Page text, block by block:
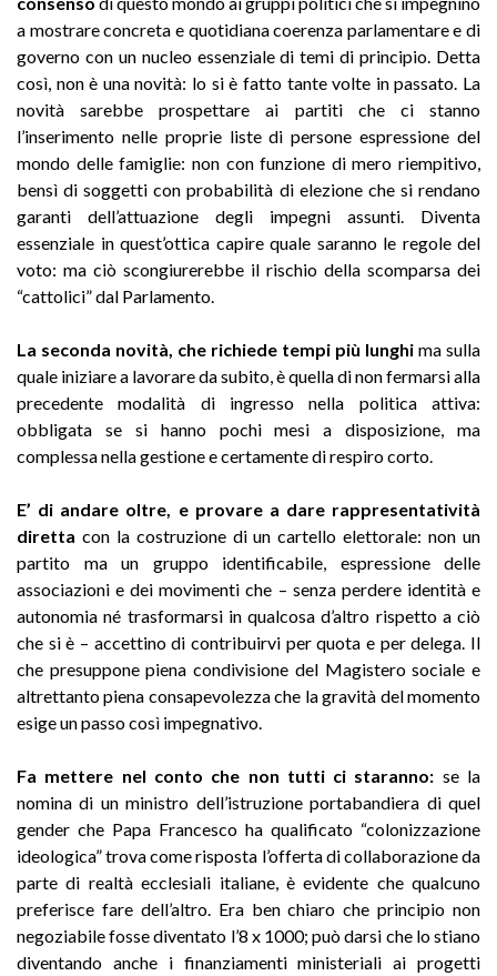
a mostrare concreta e quotidiana coerenza parlamentare e di
governo con un nucleo essenziale di temi di principio. Detta
così, non è una novità: lo si è fatto tante volte in passato. La
novità sarebbe prospettare ai partiti che ci stanno
l’inserimento nelle proprie liste di persone espressione del
mondo delle famiglie: non con funzione di mero riempitivo,
bensì di soggetti con probabilità di elezione che si rendano
garanti dell’attuazione degli impegni assunti. Diventa
essenziale in quest’ottica capire quale saranno le regole del
voto: ma ciò scongiurerebbe il rischio della scomparsa dei
“cattolici” dal Parlamento.
La seconda novità, che richiede tempi più lunghi ma sulla
quale iniziare a lavorare da subito, è quella di non fermarsi alla
precedente modalità di ingresso nella politica attiva:
obbligata se si hanno pochi mesi a disposizione, ma
complessa nella gestione e certamente di respiro corto.
E’ di andare oltre, e provare a dare rappresentatività
diretta con la costruzione di un cartello elettorale: non un
partito ma un gruppo identificabile, espressione delle
associazioni e dei movimenti che – senza perdere identità e
autonomia né trasformarsi in qualcosa d’altro rispetto a ciò
che si è – accettino di contribuirvi per quota e per delega. Il
che presuppone piena condivisione del Magistero sociale e
altrettanto piena consapevolezza che la gravità del momento
esige un passo così impegnativo.
Fa mettere nel conto che non tutti ci staranno: se la
nomina di un ministro dell’istruzione portabandiera di quel
gender che Papa Francesco ha qualificato “colonizzazione
ideologica” trova come risposta l’offerta di collaborazione da
parte di realtà ecclesiali italiane, è evidente che qualcuno
preferisce fare dell’altro. Era ben chiaro che principio non
negoziabile fosse diventato l’8 x 1000; può darsi che lo stiano
diventando anche i finanziamenti ministeriali ai progetti